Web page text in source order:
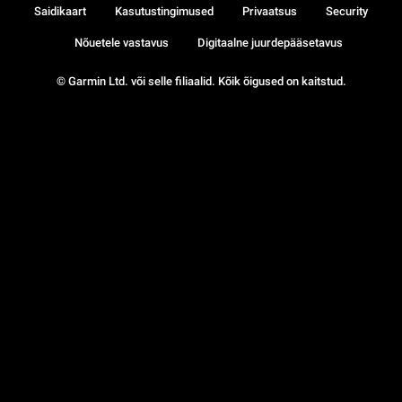
© Garmin Ltd. või selle filiaalid. Kõik õigused on kaitstud.
Saidikaart Kasutustingimused Privaatsus Security
Nõuetele vastavus Digitaalne juurdepääsetavus